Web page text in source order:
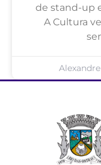
de stand-up
A Cultura